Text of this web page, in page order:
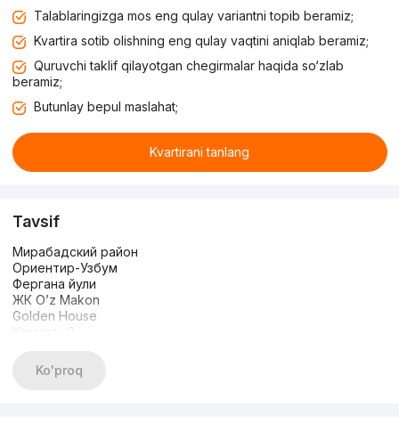
Talablaringizga mos eng qulay variantni topib beramiz;
Kvartira sotib olishning eng qulay vaqtini aniqlab beramiz;
Quruvchi taklif qilayotgan chegirmalar haqida so‘zlab
beramiz;
Butunlay bepul maslahat;
Kvartirani tanlang
Tavsif
Мирабадский район
Ориентир-Узбум
Фергана йули
ЖК O’z Makon
Golden House
Комнат : 2
Этажность : 14
Площадь : 56,67 кв.м
Ko'proq